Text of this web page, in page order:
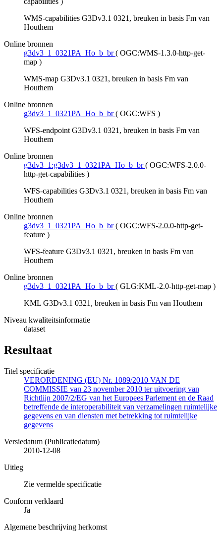
WMS-capabilities G3Dv3.1 0321, breuken in basis Fm van
Houthem
Online bronnen
g3dv3_1_0321PA_Ho_b_br ( OGC:WMS-1.3.0-http-get-
map )
WMS-map G3Dv3.1 0321, breuken in basis Fm van
Houthem
Online bronnen
g3dv3_1_0321PA_Ho_b_br ( OGC:WFS )
WFS-endpoint G3Dv3.1 0321, breuken in basis Fm van
Houthem
Online bronnen
g3dv3_1:g3dv3_1_0321PA_Ho_b_br ( OGC:WFS-2.0.0-
http-get-capabilities )
WFS-capabilities G3Dv3.1 0321, breuken in basis Fm van
Houthem
Online bronnen
g3dv3_1_0321PA_Ho_b_br ( OGC:WFS-2.0.0-http-get-
feature )
WFS-feature G3Dv3.1 0321, breuken in basis Fm van
Houthem
Online bronnen
g3dv3_1_0321PA_Ho_b_br ( GLG:KML-2.0-http-get-map )
KML G3Dv3.1 0321, breuken in basis Fm van Houthem
Niveau kwaliteitsinformatie
dataset
Resultaat
Titel specificatie
VERORDENING (EU) Nr. 1089/2010 VAN DE
COMMISSIE van 23 november 2010 ter uitvoering van
Richtlijn 2007/2/EG van het Europees Parlement en de Raad
betreffende de interoperabiliteit van verzamelingen ruimtelijke
gegevens en van diensten met betrekking tot ruimtelijke
gegevens
Versiedatum (Publicatiedatum)
2010-12-08
Uitleg
Zie vermelde specificatie
Conform verklaard
Ja
Algemene beschrijving herkomst